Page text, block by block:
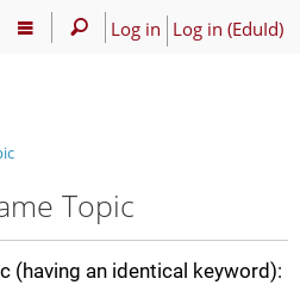
Log in Log in (EduId)
Topic
(having an identical keyword):